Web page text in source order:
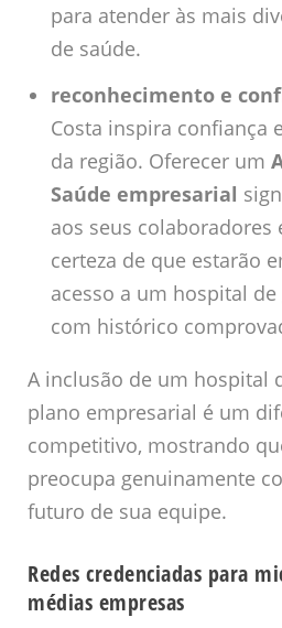
para atender às mais
de saúde.
reconhecimento e
Costa inspira confiança
da região. Oferecer um
Saúde empresarial
aos seus colaboradores
certeza de que estarão
acesso a um hospital
com histórico
A inclusão de um hospital
plano empresarial é um
competitivo, mostrando
preocupa genuinamente
futuro de sua equipe.
Redes credenciadas para
médias empresas